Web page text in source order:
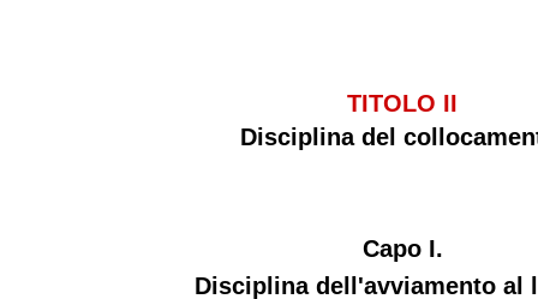
TITOLO II
Disciplina del
Capo I.
Disciplina dell'avviamento al